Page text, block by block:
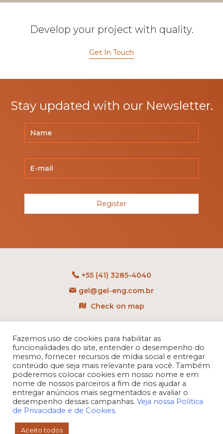
Develop your project with quality.
Get In Touch
Stay updated with our Newsletter.
Register
+55 (41) 3285-4040
gel@gel-eng.com.br
Check on map
CEP: 81290-060 - CIC
Curitiba - PR - Brasil
Fazemos uso de cookies para habilitar as
funcionalidades do site, entender o desempenho do
mesmo, fornecer recursos de mídia social e entregar
conteúdo que seja mais relevante para você. Também
poderemos colocar cookies em nosso nome e em
nome de nossos parceiros a fim de nos ajudar a
entregar anúncios mais segmentados e avaliar o
desempenho dessas campanhas. Veja nossa Política
de Privacidade e de Cookies.
Aceito todos